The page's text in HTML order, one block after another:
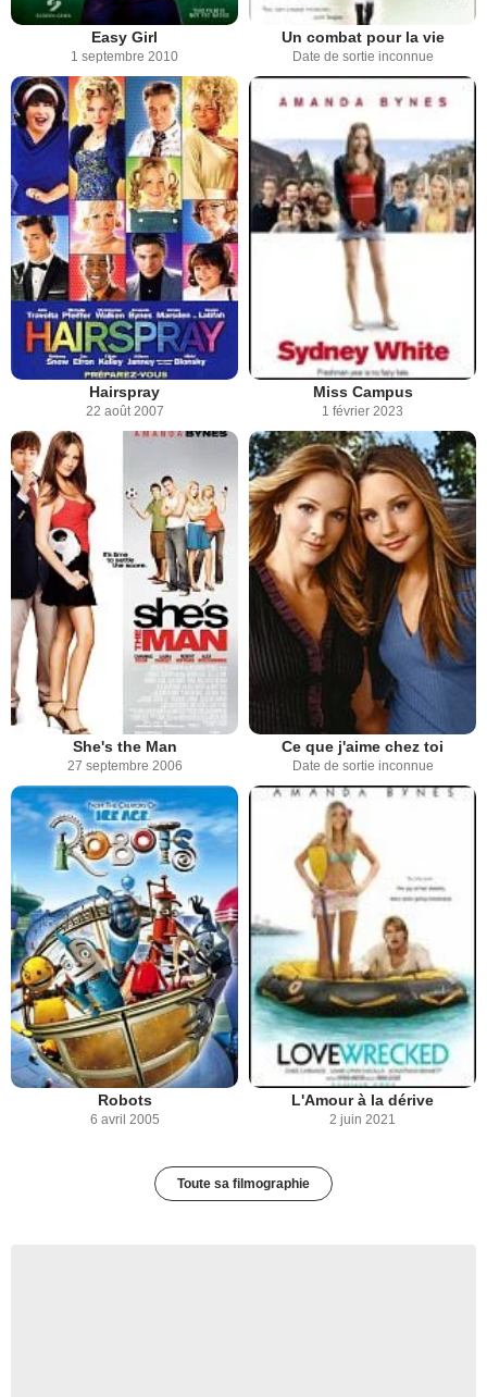
Easy Girl
1 septembre 2010
Un combat pour la vie
Date de sortie inconnue
Hairspray
22 août 2007
Miss Campus
1 février 2023
She's the Man
27 septembre 2006
Ce que j'aime chez toi
Date de sortie inconnue
Robots
6 avril 2005
L'Amour à la dérive
2 juin 2021
Toute sa filmographie